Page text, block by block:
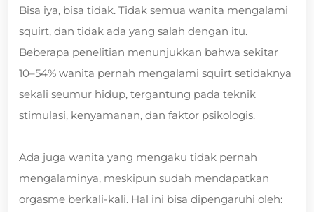
Bisa iya, bisa tidak. Tidak semua wanita mengalami
squirt, dan tidak ada yang salah dengan itu.
Beberapa penelitian menunjukkan bahwa sekitar
10–54% wanita pernah mengalami squirt setidaknya
sekali seumur hidup, tergantung pada teknik
stimulasi, kenyamanan, dan faktor psikologis.
Ada juga wanita yang mengaku tidak pernah
mengalaminya, meskipun sudah mendapatkan
orgasme berkali-kali. Hal ini bisa dipengaruhi oleh: